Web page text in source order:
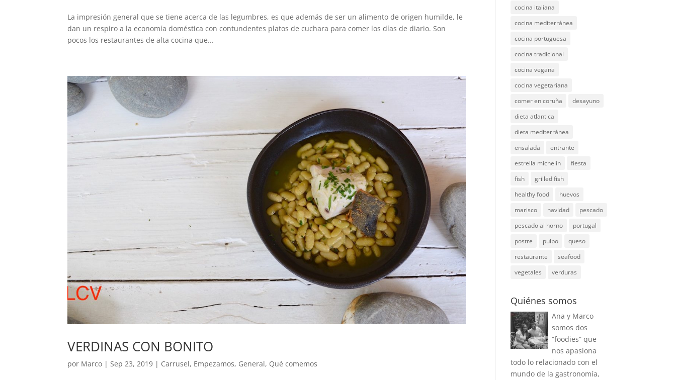
La impresión general que se tiene acerca de las legumbres, es que además de ser un alimento de origen humilde, le
dan un respiro a la economía doméstica con contundentes platos de cuchara para comer los días de diario. Son
pocos los restaurantes de alta cocina que...
VERDINAS CON BONITO
por Marco | Sep 23, 2019 | Carrusel, Empezamos, General, Qué comemos
cocina italiana
cocina mediterránea
cocina portuguesa
cocina tradicional
cocina vegana
cocina vegetariana
comer en coruña
desayuno
dieta atlantica
dieta mediterránea
ensalada
entrante
estrella michelin
fiesta
fish
grilled fish
healthy food
huevos
marisco
navidad
pescado
pescado al horno
portugal
postre
pulpo
queso
restaurante
seafood
vegetales
verduras
Quiénes somos
Ana y Marco
somos dos
“foodies” que
nos apasiona
todo lo relacionado con el
mundo de la gastronomía,